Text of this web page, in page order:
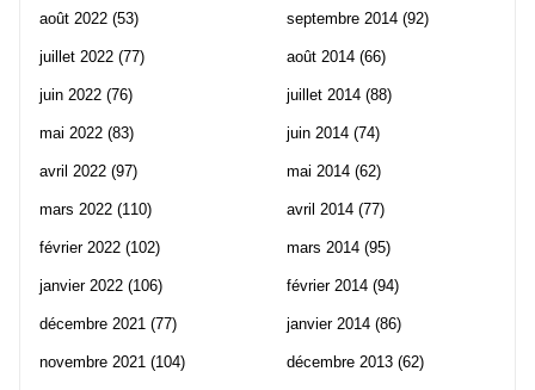
août 2022 (53)
juillet 2022 (77)
juin 2022 (76)
mai 2022 (83)
avril 2022 (97)
mars 2022 (110)
février 2022 (102)
janvier 2022 (106)
décembre 2021 (77)
novembre 2021 (104)
septembre 2014 (92)
août 2014 (66)
juillet 2014 (88)
juin 2014 (74)
mai 2014 (62)
avril 2014 (77)
mars 2014 (95)
février 2014 (94)
janvier 2014 (86)
décembre 2013 (62)